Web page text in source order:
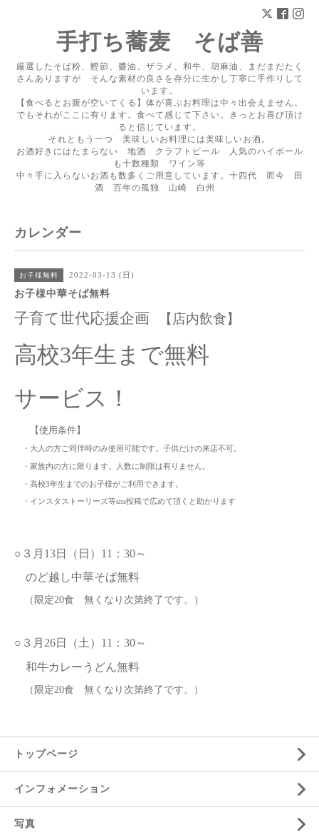
手打ち蕎麦 そば善
厳選したそば粉、鰹節、醬油、ザラメ、和牛、胡麻油、まだまだたく
さんありますが そんな素材の良さを存分に生かし丁寧に手作りして
います。
【食べるとお腹が空いてくる】体が喜ぶお料理は中々出会えません。
でもそれがここに有ります。食べて感じて下さい。きっとお喜び頂け
ると信じています。
それともう一つ 美味しいお料理には美味しいお酒。
お酒好きにはたまらない 地酒 クラフトビール 人気のハイボール
も十数種類 ワイン等
中々手に入らないお酒も数多くご用意しています。十四代 而今 田
酒 百年の孤独 山崎 白州
カレンダー
お子様無料 2022-03-13 (日)
お子様中華そば無料
子育て世代応援企画 【店内飲食】
高校3年生まで無料
サービス！
【使用条件】
・大人の方ご同伴時のみ使用可能です。子供だけの来店不可。
・家族内の方に限ります。人数に制限は有りません。
・高校3年生までのお子様がご利用できます。
・インスタストーリーズ等sns投稿で広めて頂くと助かります
○３月13日（日）11：30～
のど越し中華そば無料
（限定20食 無くなり次第終了です。）
○３月26日（土）11：30～
和牛カレーうどん無料
（限定20食 無くなり次第終了です。）
トップページ
インフォメーション
写真